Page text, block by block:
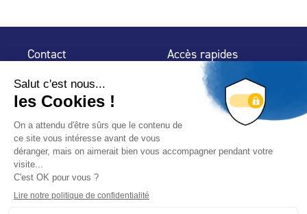
Contact
32 rue de Mogador
75 009 Paris
Accès rapides
Espace Presse
Trouver un
professionnel
Nous suivre